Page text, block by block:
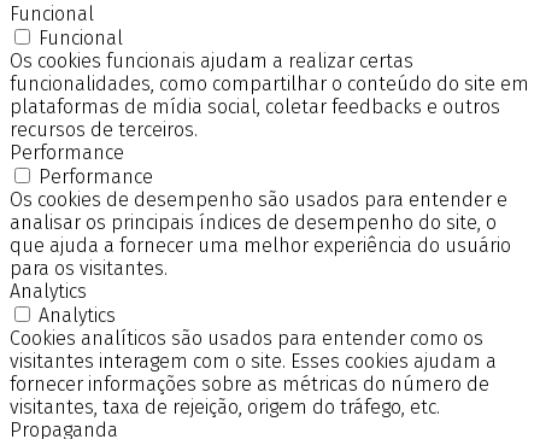
Funcional
Funcional
Os cookies funcionais ajudam a realizar certas
funcionalidades, como compartilhar o conteúdo do site em
plataformas de mídia social, coletar feedbacks e outros
recursos de terceiros.
Performance
Performance
Os cookies de desempenho são usados para entender e
analisar os principais índices de desempenho do site, o
que ajuda a fornecer uma melhor experiência do usuário
para os visitantes.
Analytics
Analytics
Cookies analíticos são usados para entender como os
visitantes interagem com o site. Esses cookies ajudam a
fornecer informações sobre as métricas do número de
visitantes, taxa de rejeição, origem do tráfego, etc.
Propaganda